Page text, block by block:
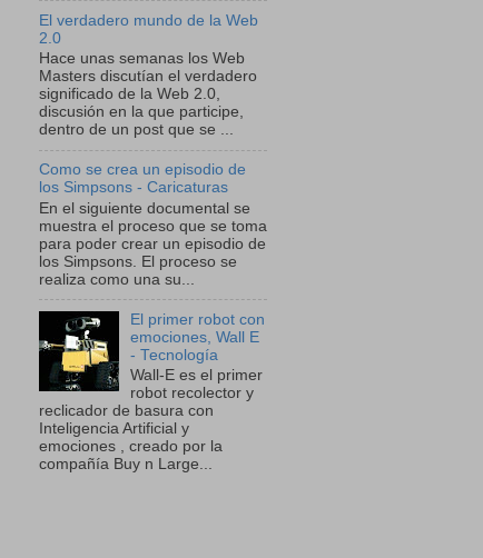
El verdadero mundo de la Web
2.0
Hace unas semanas los Web
Masters discutían el verdadero
significado de la Web 2.0,
discusión en la que participe,
dentro de un post que se ...
Como se crea un episodio de
los Simpsons - Caricaturas
En el siguiente documental se
muestra el proceso que se toma
para poder crear un episodio de
los Simpsons. El proceso se
realiza como una su...
El primer robot con
emociones, Wall E
- Tecnología
Wall-E es el primer
robot recolector y
reclicador de basura con
Inteligencia Artificial y
emociones , creado por la
compañía Buy n Large...